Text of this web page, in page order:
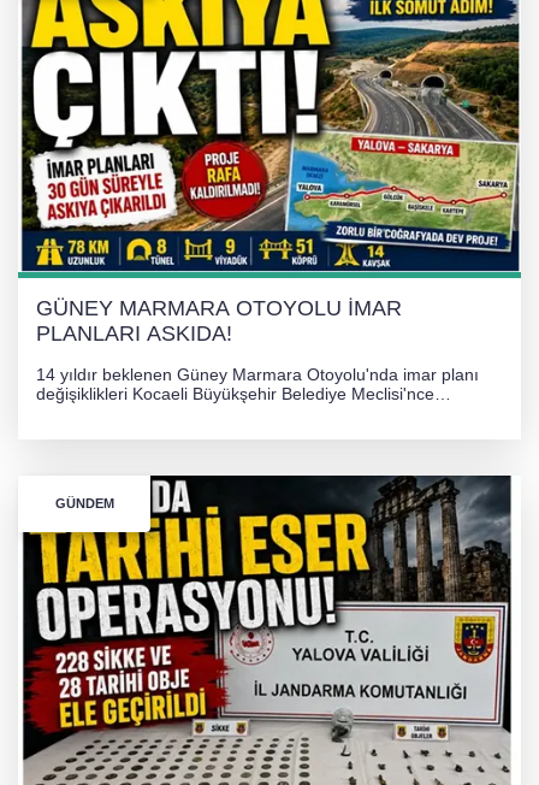
İHRACAT REKORU VAR, PEKİ EMEĞİN
KARŞILIĞI NEREDE?
TONAMİ KÖPRÜSÜ'NDE PANİK!
GÜNEY MARMARA OTOYOLU İMAR
PLANLARI ASKIDA!
GÜNEY MARMARA OTOYOLU İMAR
PLANLARI ASKIDA!
14 yıldır beklenen Güney Marmara Otoyolu'nda imar planı
değişiklikleri Kocaeli Büyükşehir Belediye Meclisi'nce
GÜNDEM